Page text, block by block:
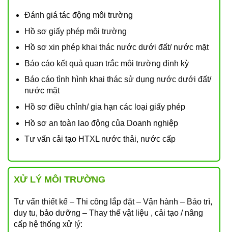
Đánh giá tác động môi trường
Hồ sơ giấy phép môi trường
Hồ sơ xin phép khai thác nước dưới đất/ nước mặt
Báo cáo kết quả quan trắc môi trường định kỳ
Báo cáo tình hình khai thác sử dụng nước dưới đất/
nước mặt
Hồ sơ điều chỉnh/ gia hạn các loại giấy phép
Hồ sơ an toàn lao động của Doanh nghiệp
Tư vấn cải tạo HTXL nước thải, nước cấp
XỬ LÝ MÔI TRƯỜNG
Tư vấn thiết kế – Thi công lắp đặt – Vận hành – Bảo trì,
duy tu, bảo dưỡng – Thay thế vật liệu , cải tạo / nâng
cấp hệ thống xử lý: